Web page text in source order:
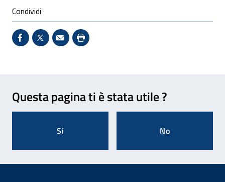
Condividi
Condividi su Facebook - Sito esterno - Apertura in
X - Sito esterno - Apertura in nuova finestra
Invio Mail: apre il programma di posta
Stampa pagina: scelta meno
Questa pagina ti è stata utile ?
Si No